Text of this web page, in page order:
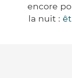
encore
la nuit :